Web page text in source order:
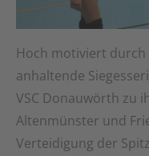
Hoch motiviert durch
anhaltende
VSC Donauwörth zu
Altenmünster und
Verteidigung der